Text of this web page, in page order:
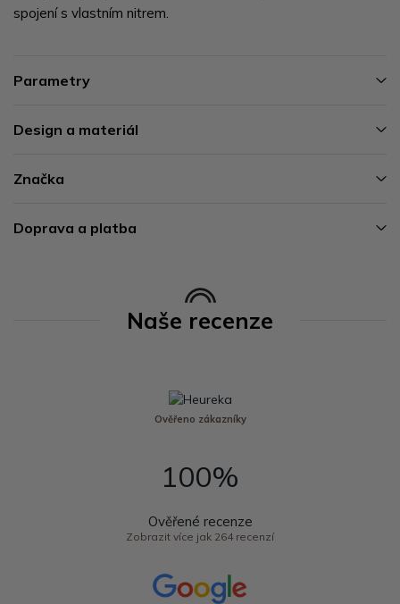
spojení s vlastním nitrem.
Parametry
Design a materiál
Značka
Doprava a platba
Naše recenze
Ověřeno zákazníky
100%
Ověřené recenze
Zobrazit více jak 264 recenzí